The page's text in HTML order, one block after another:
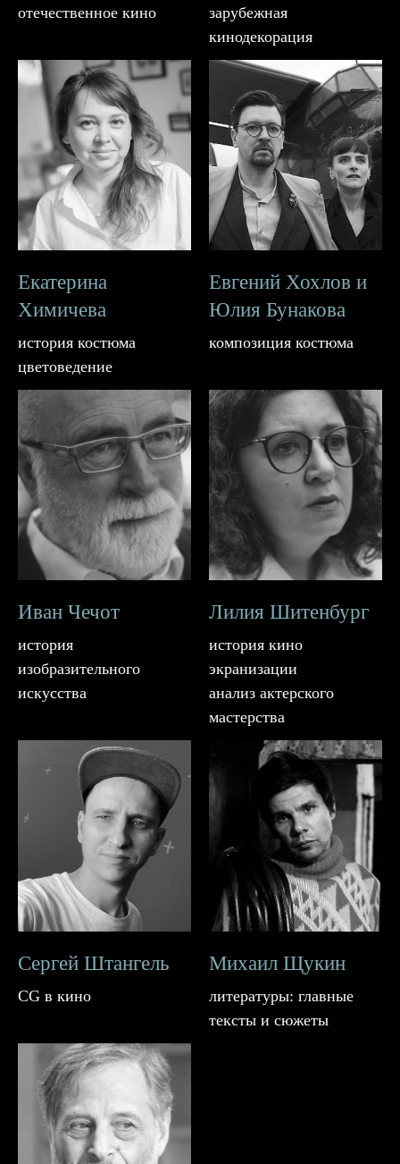
отечественное кино
зарубежная
кинодекорация
Екатерина
Химичева
история костюма
цветоведение
Евгений Хохлов и
Юлия Бунакова
композиция костюма
Иван Чечот
история
изобразительного
искусства
Лилия Шитенбург
история кино
экранизации
анализ актерского
мастерства
Сергей Штангель
CG в кино
Михаил Щукин
литературы: главные
тексты и сюжеты